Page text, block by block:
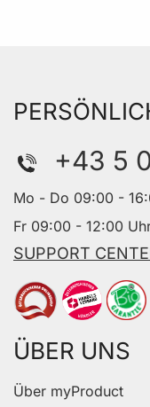
+43 5
Mo - Do 09:00 -
Fr 09:00 - 12:00
SUPPORT
ÜBER UNS
Über myProduct